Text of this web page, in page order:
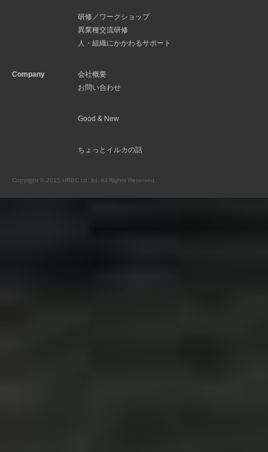
研修／ワークショップ
異業種交流研修
人・組織にかかわるサポート
Company
会社概要
お問い合わせ
Good & New
ちょっとイルカの話
Copyright © 2015 HRBC co.,ltd. All Rights Reserved.